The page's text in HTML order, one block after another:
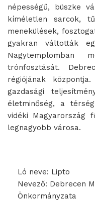
népességű, büszke
kíméletlen sarcok,
menekülések,
gyakran váltották
Nagytemplomban
trónfosztását.
régiójának
gazdasági
életminőség, a
vidéki Magyarország
legnagyobb városa.
Ló neve: Lipto
Nevező: Debrecen
Önkormányzata